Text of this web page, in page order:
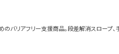
バリアフリー支援商品。段差解消スロープ